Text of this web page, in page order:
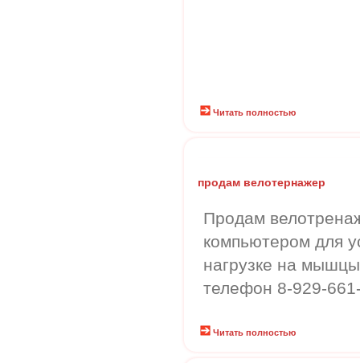
Читать полностью
продам велотернажер
Продам
компьютером для
нагрузке на
телефон 8-929-
Читать полностью